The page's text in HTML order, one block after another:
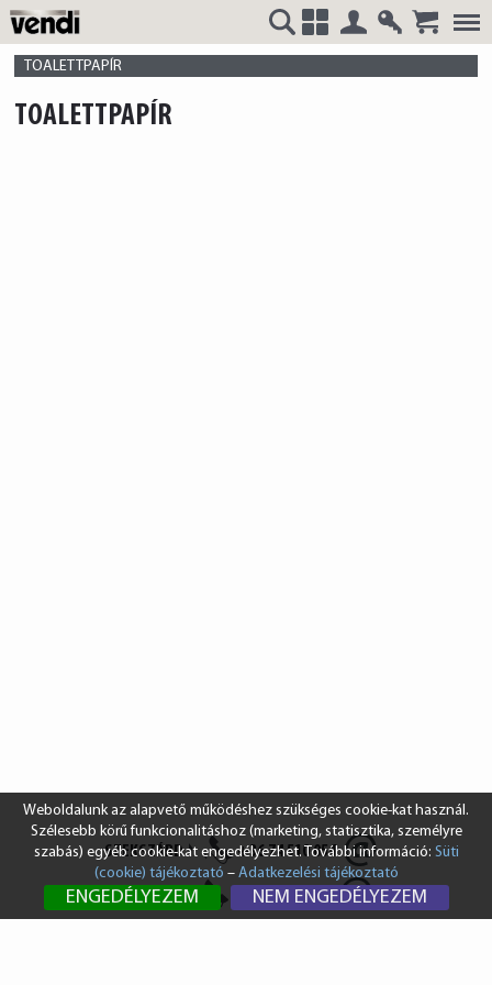
VENDI
SZEKSZÁRD +36 74 510 054
info@vendi.hu
BUDAPEST +36 1 431 8687
TOALETTPAPÍR
TOALETTPAPÍR
Weboldalunk az alapvető működéshez szükséges cookie-kat használ.
Szélesebb körű funkcionalitáshoz (marketing, statisztika, személyre
szabás) egyéb cookie-kat engedélyezhet. További információ: Süti
(cookie) tájékoztató – Adatkezelési tájékoztató
ENGEDÉLYEZEM NEM ENGEDÉLYEZEM